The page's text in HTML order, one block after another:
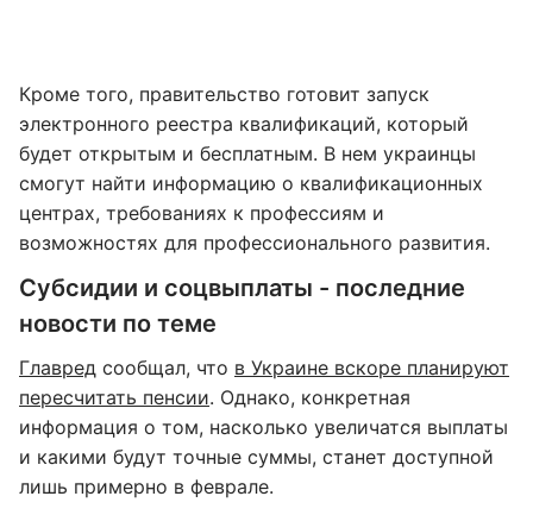
Кроме того, правительство готовит запуск
электронного реестра квалификаций, который
будет открытым и бесплатным. В нем украинцы
смогут найти информацию о квалификационных
центрах, требованиях к профессиям и
возможностях для профессионального развития.
Субсидии и соцвыплаты - последние
новости по теме
Главред сообщал, что в Украине вскоре планируют
пересчитать пенсии. Однако, конкретная
информация о том, насколько увеличатся выплаты
и какими будут точные суммы, станет доступной
лишь примерно в феврале.